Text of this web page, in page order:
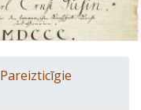
Pareizticīgie